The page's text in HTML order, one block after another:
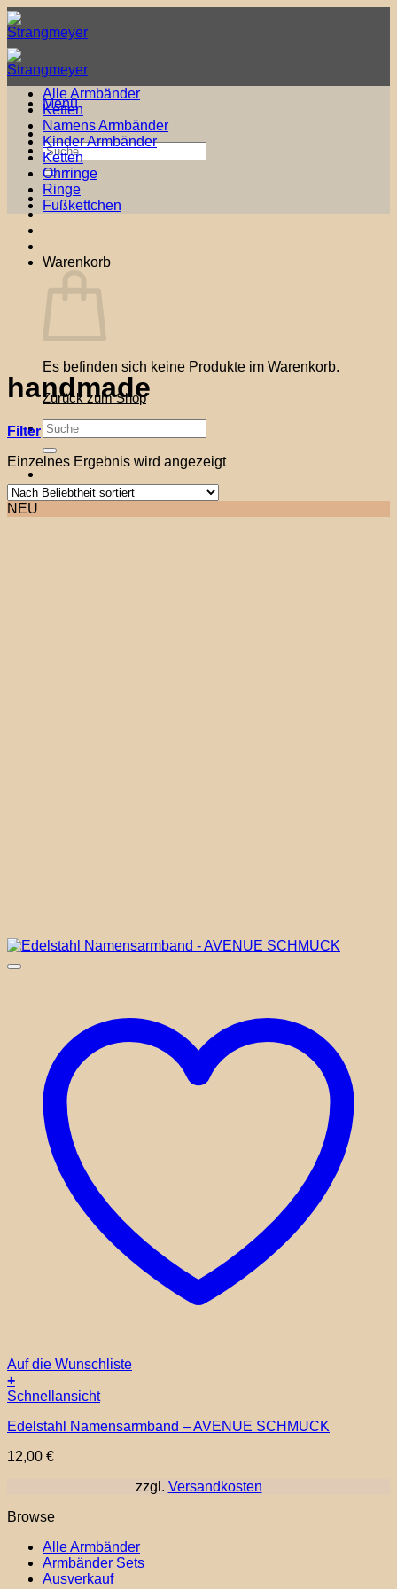
Zum
Inhalt
springen
Menü
Suche
nach:
Warenkorb
Es befinden sich keine Produkte im Warenkorb.
Zurück zum Shop
Suche
nach:
Alle Armbänder
Ketten
Namens Armbänder
Kinder Armbänder
Ketten
Ohrringe
Ringe
Fußkettchen
handmade
Filter
Einzelnes Ergebnis wird angezeigt
NEU
Auf die Wunschliste
+
Schnellansicht
Edelstahl Namensarmband – AVENUE SCHMUCK
12,00 €
zzgl. Versandkosten
Browse
Alle Armbänder
Armbänder Sets
Ausverkauf